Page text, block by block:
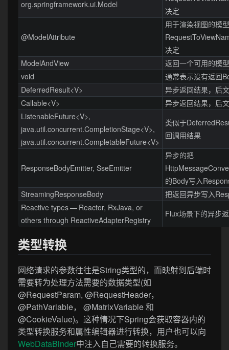
org.springframework.ui.Model
决定
@ModelAttribute
用于渲染视图的模
决定
ModelAndView
返回一个可用的模
void
通常表示没有返回
DeferredResult<V>
异步返回结果，后
Callable<V>
异步返回结果，后
ListenableFuture<V>,
java.util.concurrent.CompletionStage<V>,
java.util.concurrent.CompletableFuture<V>
类似于
回调用结果
ResponseBodyEmitter, SseEmitter
异步的把
的Body写入
StreamingResponseBody
把返回异步写入
Reactive types — Reactor, RxJava, or
others through ReactiveAdapterRegistry
Flux场景下的异步
类型转换
网络请求的参数往往是String类型的，而映射到后端时
需要转为处理方法需要的数据类型(如
@RequestParam, @RequestHeader，
@PathVariable， @MatrixVariable 和
@CookieValue)。这种情况下Spring会获取容器内的
类型转换服务和属性编辑器进行转换，用户也可以向
WebDataBinder中注入自己需要的转换服务。